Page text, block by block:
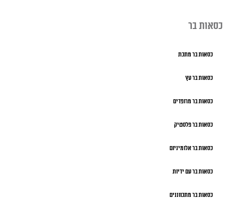
כסאות בר
כסאות בר מתכת
כסאות בר עץ
כסאות בר מרופדים
כסאות בר פלסטיק
כסאות בר אלומיניום
כסאות בר עם ידיות
כסאות בר מתכווננים